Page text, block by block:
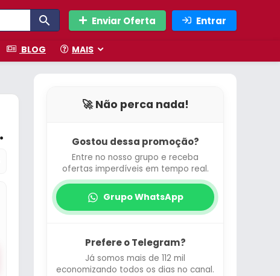
Enviar Oferta Entrar
BLOG MAIS
🚀 Não perca nada!
Gostou dessa promoção?
Entre no nosso grupo e receba
ofertas imperdíveis em tempo real.
Grupo WhatsApp
Prefere o Telegram?
Já somos mais de 112 mil
economizando todos os dias no canal.